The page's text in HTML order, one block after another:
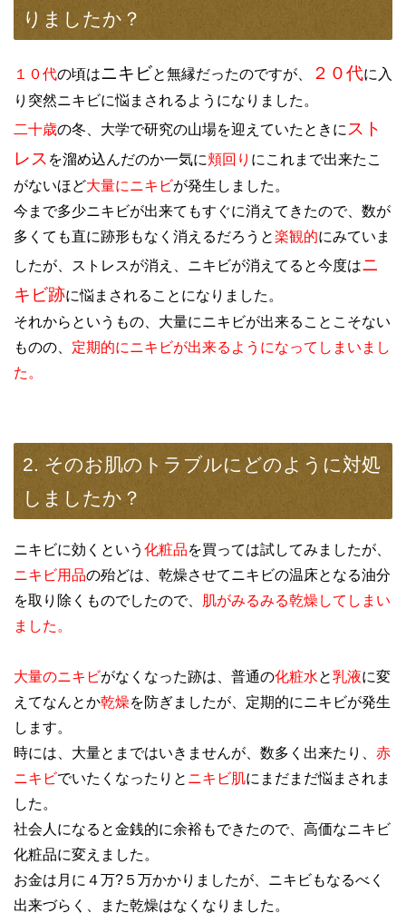
りましたか？
１０代の頃はニキビと無縁だったのですが、 ２０代に入
り突然ニキビに悩まされるようになりました。
二十歳の冬、大学で研究の山場を迎えていたときに スト
レス を溜め込んだのか一気に頬回り にこれまで出来たこ
がないほど大量にニキビが発生しました。
今まで多少ニキビが出来てもすぐに消えてきたので、数が
多くても直に跡形もなく消えるだろうと楽観的にみていま
したが、ストレスが消え、ニキビが消えてると今度はニ
キビ跡に悩まされることになりました。
それからというもの、大量にニキビが出来ることこそない
ものの、 定期的にニキビが出来るようになってしまいまし
た。
2. そのお肌のトラブルにどのように対処
しましたか？
ニキビに効くという 化粧品を買っては試してみましたが、
ニキビ用品の殆どは、乾燥させてニキビの温床となる油分
を取り除くものでしたので、 肌がみるみる乾燥してしまい
ました。
大量のニキビがなくなった跡は、普通の化粧水と乳液に変
えてなんとか乾燥を防ぎましたが、定期的にニキビが発生
します。
時には、大量とまではいきませんが、数多く出来たり、 赤
ニキビでいたくなったりと ニキビ肌にまだまだ悩まされま
した。
社会人になると金銭的に余裕もできたので、高価なニキビ
化粧品に変えました。
お金は月に４万?５万かかりましたが、ニキビもなるべく
出来づらく、また乾燥はなくなりました。